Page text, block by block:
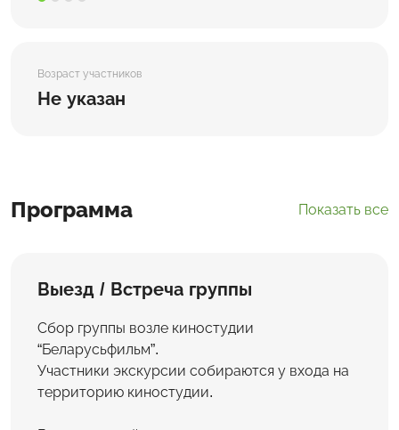
Возраст участников
Не указан
Программа Показать все
Выезд / Встреча группы
Сбор группы возле киностудии
“Беларусьфильм”.
Участники экскурсии собираются у входа на
территорию киностудии.